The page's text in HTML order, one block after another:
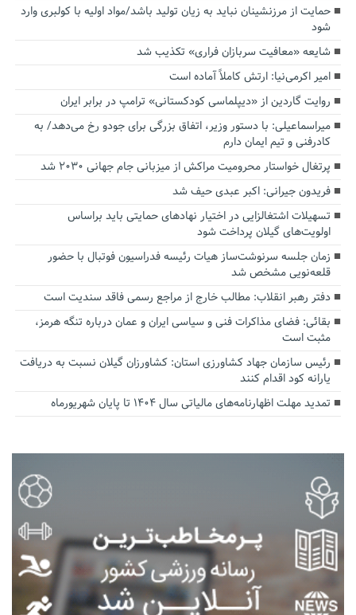
حمایت از مرزنشینان نباید به زیان تولید باشد/مواد اولیه با کولبری وارد
شود
شایعه «معافیت سربازان فراری» تکذیب شد
امیر اکرمی‌نیا: ارتش کاملاً آماده است
روایت گاردین از «دیپلماسی کودکستانی» ترامپ در برابر ایران
میراسماعیلی: با دستور وزیر، اتفاق بزرگی برای جودو رخ می‌دهد/ به
کادرفنی و تیم ایمان دارم
پرتغال خواستار محرومیت مراکش از میزبانی جام جهانی ۲۰۳۰ شد
فریدون جیرانی: اکبر عبدی حیف شد
تسهیلات اشتغالزایی در اختیار نهادهای حمایتی باید براساس
اولویت‌های گیلان پرداخت شود
زمان جلسه سرنوشت‌ساز هیات رئیسه فدراسیون فوتبال با حضور
قلعه‌نویی مشخص شد
دفتر رهبر انقلاب: مطالب خارج از مراجع رسمی فاقد سندیت است
بقائی: فضای مذاکرات فنی و سیاسی ایران و عمان درباره تنگه هرمز،
مثبت است
رئیس سازمان جهاد کشاورزی استان: کشاورزان گیلان نسبت به دریافت
یارانه کود اقدام کنند
تمدید مهلت اظهارنامه‌های مالیاتی سال ۱۴۰۴ تا پایان شهریورماه